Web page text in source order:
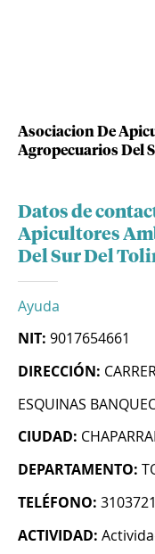
Asociacion De
Agropecuarios Del
Datos de
Apicultores
Del Sur Del
Ayuda
NIT: 9017654661
DIRECCIÓN:
ESQUINAS
CIUDAD:
DEPARTAMENTO:
TELÉFONO:
ACTIVIDAD: